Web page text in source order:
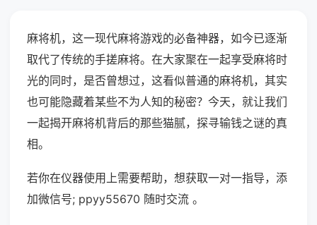
麻将机，这一现代麻将游戏的必备神器，如今已逐渐
取代了传统的手搓麻将。在大家聚在一起享受麻将时
光的同时，是否曾想过，这看似普通的麻将机，其实
也可能隐藏着某些不为人知的秘密？今天，就让我们
一起揭开麻将机背后的那些猫腻，探寻输钱之谜的真
相。
若你在仪器使用上需要帮助，想获取一对一指导，添
加微信号; ppyy55670 随时交流 。